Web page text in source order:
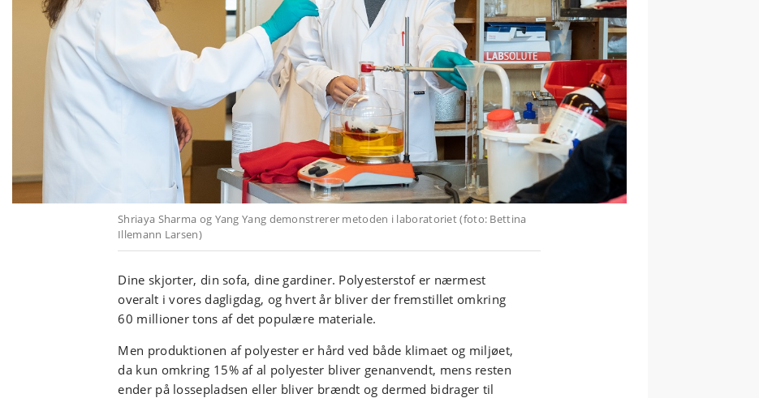
Shriaya Sharma og Yang Yang demonstrerer metoden i laboratoriet (foto: Bettina
Illemann Larsen)
Dine skjorter, din sofa, dine gardiner. Polyesterstof er nærmest
overalt i vores dagligdag, og hvert år bliver der fremstillet omkring
60 millioner tons af det populære materiale.
Men produktionen af polyester er hård ved både klimaet og miljøet,
da kun omkring 15% af al polyester bliver genanvendt, mens resten
ender på lossepladsen eller bliver brændt og dermed bidrager til